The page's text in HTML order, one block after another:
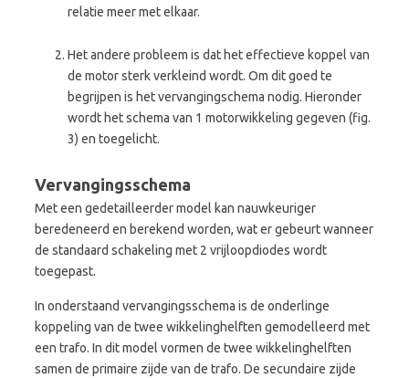
relatie meer met elkaar.
Het andere probleem is dat het effectieve koppel van
de motor sterk verkleind wordt. Om dit goed te
begrijpen is het vervangingschema nodig. Hieronder
wordt het schema van 1 motorwikkeling gegeven (fig.
3) en toegelicht.
Vervangingsschema
Met een gedetailleerder model kan nauwkeuriger
beredeneerd en berekend worden, wat er gebeurt wanneer
de standaard schakeling met 2 vrijloopdiodes wordt
toegepast.
In onderstaand vervangingsschema is de onderlinge
koppeling van de twee wikkelinghelften gemodelleerd met
een trafo. In dit model vormen de twee wikkelinghelften
samen de primaire zijde van de trafo. De secundaire zijde